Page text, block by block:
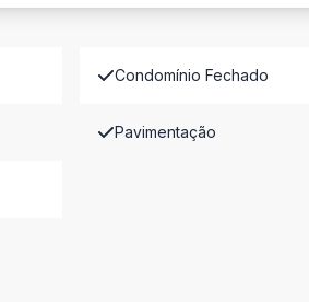
Condomínio Fechado
Pavimentação